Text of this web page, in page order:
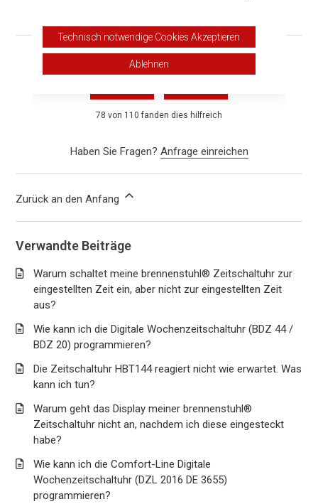
War dieser Beitrag hilfreich?
78 von 110 fanden dies hilfreich
Haben Sie Fragen? Anfrage einreichen
Zurück an den Anfang
Verwandte Beiträge
Warum schaltet meine brennenstuhl® Zeitschaltuhr zur
eingestellten Zeit ein, aber nicht zur eingestellten Zeit
aus?
Wie kann ich die Digitale Wochenzeitschaltuhr (BDZ 44 /
BDZ 20) programmieren?
Die Zeitschaltuhr HBT144 reagiert nicht wie erwartet. Was
kann ich tun?
Warum geht das Display meiner brennenstuhl®
Zeitschaltuhr nicht an, nachdem ich diese eingesteckt
habe?
Wie kann ich die Comfort-Line Digitale
Wochenzeitschaltuhr (DZL 2016 DE 3655)
programmieren?
Technisch notwendige Cookies Akzeptieren
Ablehnen